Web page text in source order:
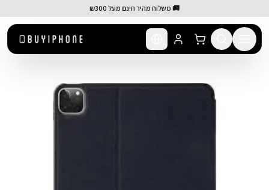
🚚 משלוח מהיר חינם מעל ₪300